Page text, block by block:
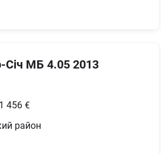
МБ 4.05 2013
1 456 €
район